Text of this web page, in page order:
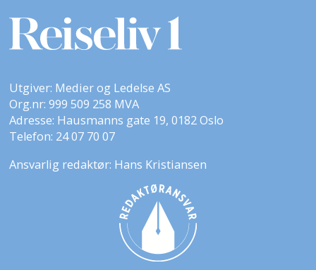
Utgiver: Medier og Ledelse AS
Org.nr: 999 509 258 MVA
Adresse: Hausmanns gate 19, 0182 Oslo
Telefon: 24 07 70 07
Ansvarlig redaktør: Hans Kristiansen